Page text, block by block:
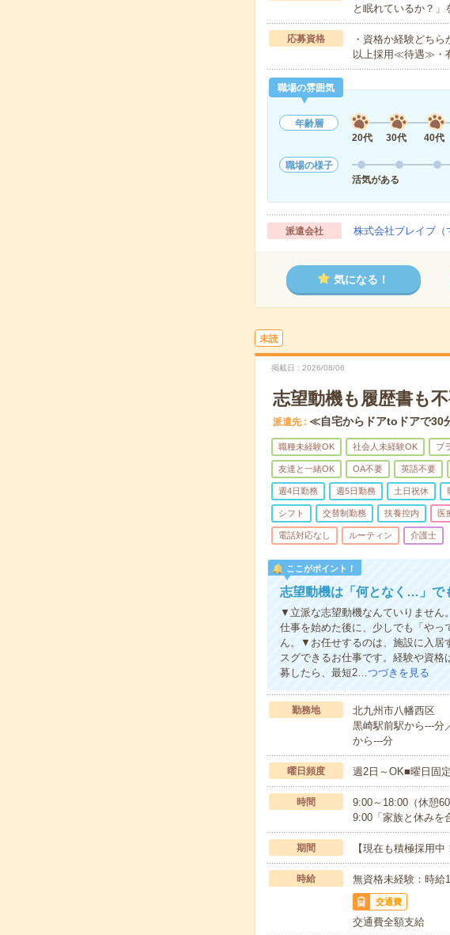
と眠れているか？
応募資格
・資格か経験どち
以上採用≪待遇≫・
職場の雰囲気
年齢層
20代
30代 40代
職場の様子
活気がある
派遣会社 株式会社ブレイブ（
気になる！
未読
掲載日 2026/08/06
志望動機も履歴書も
派遣先 ≪自宅からドアtoドアで30
職種未経験OK 社会人未経験OK ブ
友達と一緒OK OA不要 英語不要
週4日勤務 週5日勤務 土日祝休
シフト 交替制勤務 扶養控内 医
電話対応なし ルーティン 介護士
ここがポイント！
志望動機は「何となく…」で
▼立派な志望動機なんていりません
仕事を始めた後に、少しでも「や
ん。▼お任せするのは、施設に入居
スグできるお仕事です。経験や資
募したら、最短2…つづきを見る
勤務地
北九州市八幡西区
黒崎駅前駅から---分
から---分
曜日頻度 週2日～OK■曜日固
時間
9:00～18:00（休憩
9:00「家族と休みを
期間 【現在も積極採用
時給 無資格未経験：時
交通費
交通費全額支給